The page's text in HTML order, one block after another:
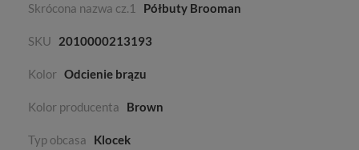
Skrócona nazwa cz.1 Półbuty Brooman
SKU 2010000213193
Kolor Odcienie brązu
Kolor producenta Brown
Typ obcasa Klocek